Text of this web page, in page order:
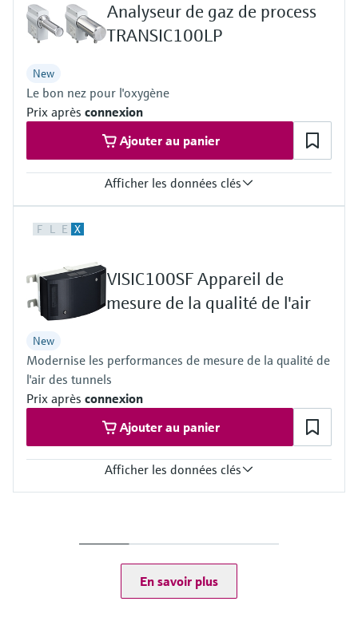
Annual mass emissions, Daily counter, Monthly counter, Annual
counter
Analyseur de gaz de process
TRANSIC100LP
New
Le bon nez pour l'oxygène
Prix après connexion
Ajouter au panier
Afficher les données clés
O2
O2: 0 ... 5 Vol.-% / 0 ... 100 Vol.-%
Ambient temperature range
–20 °C ... +60 °C
F L E X
VISIC100SF Appareil de
mesure de la qualité de l'air
New
Modernise les performances de mesure de la qualité de
l'air des tunnels
Prix après connexion
Ajouter au panier
Afficher les données clés
Visibility (K-value): 0 ... 15 km⁻¹En savoir plus